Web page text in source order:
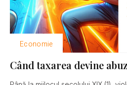
Economie
Când taxarea devine